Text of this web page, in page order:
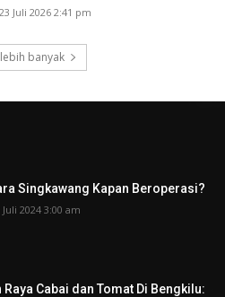
Juli 2026 2:41 pm
banyak
Singkawang Kapan Beroperasi?
Juli 2024 3:00 am
Raya Cabai dan Tomat Di Bengkilu: